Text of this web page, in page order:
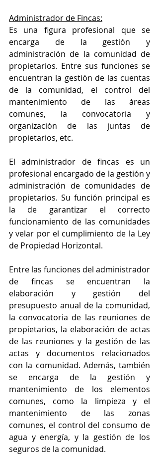
Administrador de Fincas:
Es una figura profesional que se
encarga de la gestión y
administración de la comunidad de
propietarios. Entre sus funciones se
encuentran la gestión de las cuentas
de la comunidad, el control del
mantenimiento de las áreas
comunes, la convocatoria y
organización de las juntas de
propietarios, etc.
El administrador de fincas es un
profesional encargado de la gestión y
administración de comunidades de
propietarios. Su función principal es
la de garantizar el correcto
funcionamiento de las comunidades
y velar por el cumplimiento de la Ley
de Propiedad Horizontal.
Entre las funciones del administrador
de fincas se encuentran la
elaboración y gestión del
presupuesto anual de la comunidad,
la convocatoria de las reuniones de
propietarios, la elaboración de actas
de las reuniones y la gestión de las
actas y documentos relacionados
con la comunidad. Además, también
se encarga de la gestión y
mantenimiento de los elementos
comunes, como la limpieza y el
mantenimiento de las zonas
comunes, el control del consumo de
agua y energía, y la gestión de los
seguros de la comunidad.